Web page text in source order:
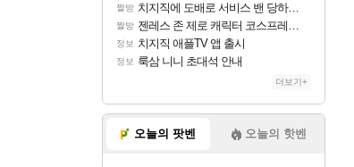
짤방 치지직에 도배로 서비스 밴 당하는 것도 있었군요
짤방 젠레스 존 제로 캐릭터 코스프레한 꽁주
정보 치지직 애플TV 앱 출시
정보 룩삼 니니 초대석 안내
더보기+
오늘의 팟벤 오늘의 핫벤